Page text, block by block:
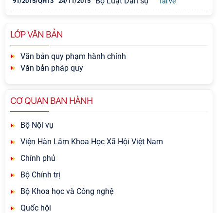
LỚP VĂN BẢN
Văn bản quy phạm hành chính
Văn bản pháp quy
CƠ QUAN BAN HÀNH
Bộ Nội vụ
Viện Hàn Lâm Khoa Học Xã Hội Việt Nam
Chính phủ
Bộ Chính trị
Bộ Khoa học và Công nghệ
Quốc hội